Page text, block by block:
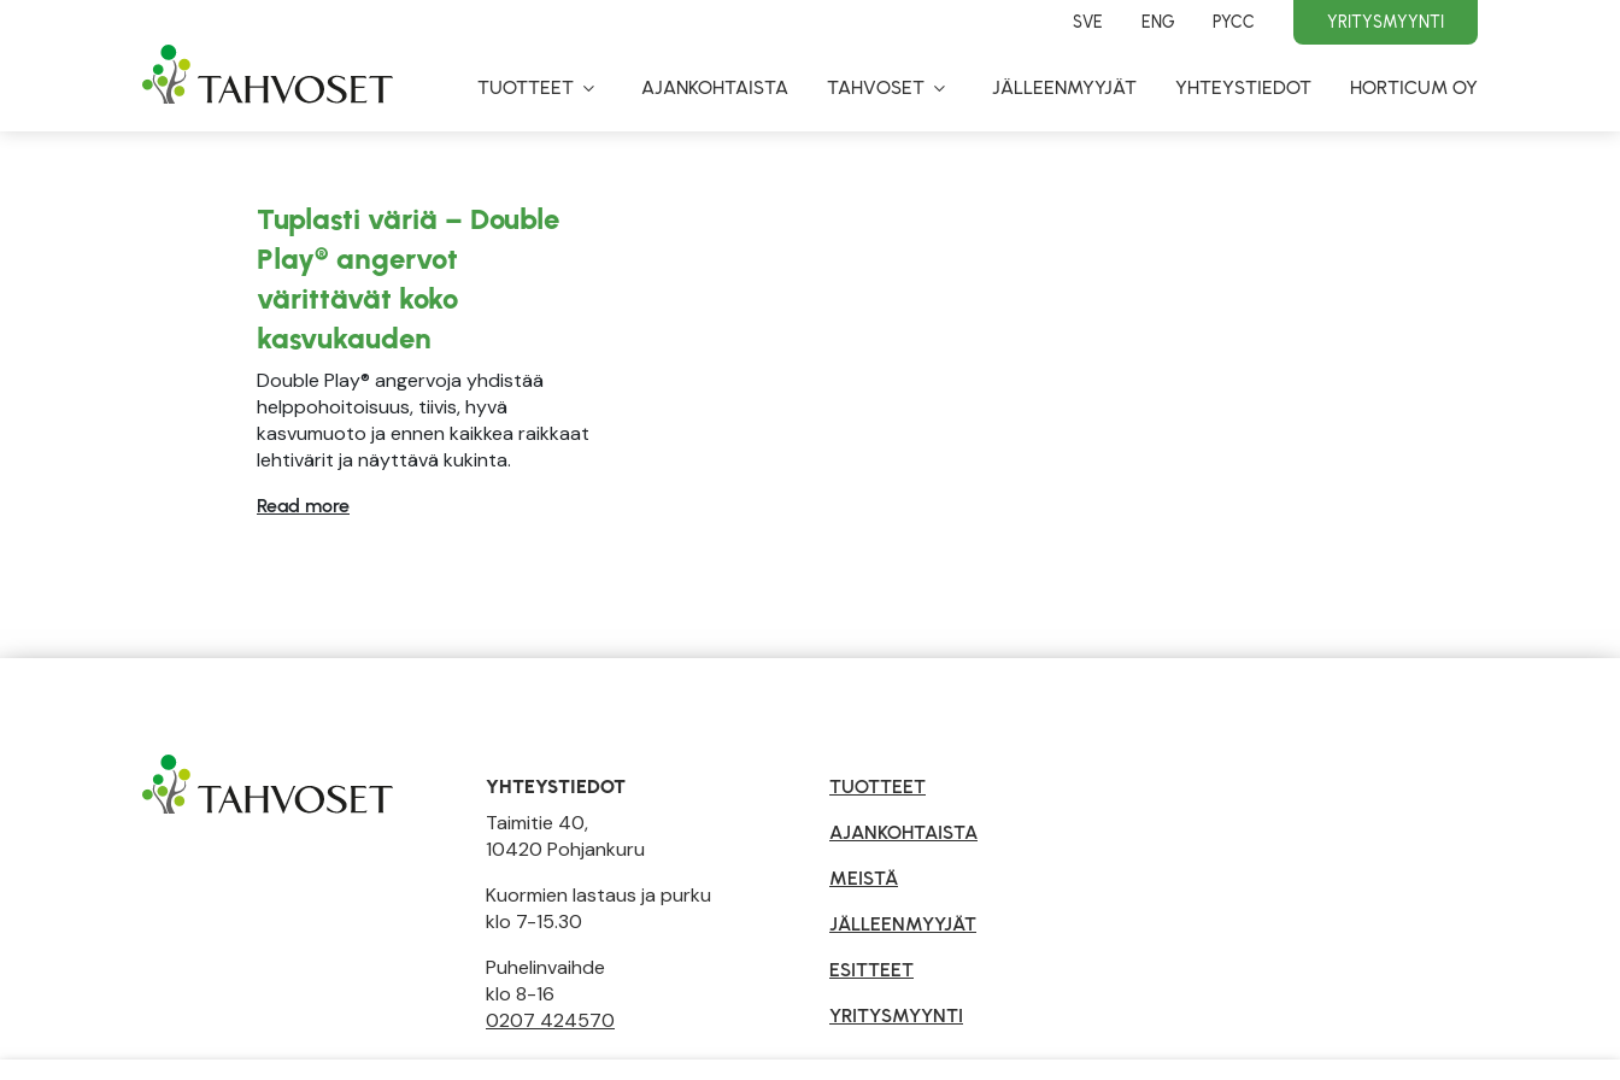
SVE ENG PYCC YRITYSMYYNTI
TUOTTEET
Toggle
AJANKOHTAISTA TAHVOSET
Toggle
JÄLLEENMYYJÄT YHTEYSTIEDOT HORTICUM OY
Tuplasti väriä – Double
Play® angervot
värittävät koko
kasvukauden
Double Play® angervoja yhdistää
helppohoitoisuus, tiivis, hyvä
kasvumuoto ja ennen kaikkea raikkaat
lehtivärit ja näyttävä kukinta.
Read more
YHTEYSTIEDOT
Taimitie 40,
10420 Pohjankuru
Kuormien lastaus ja purku
klo 7-15.30
Puhelinvaihde
klo 8-16
0207 424570
TUOTTEET
AJANKOHTAISTA
MEISTÄ
JÄLLEENMYYJÄT
ESITTEET
YRITYSMYYNTI